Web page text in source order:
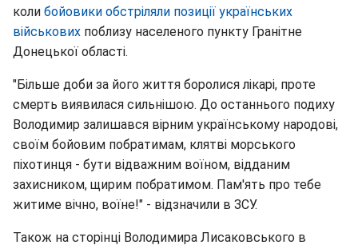
коли бойовики обстріляли позиції українських
військових поблизу населеного пункту Гранітне
Донецької області.
"Більше доби за його життя боролися лікарі, проте
смерть виявилася сильнішою. До останнього подиху
Володимир залишався вірним українському народові,
своїм бойовим побратимам, клятві морського
піхотинця - бути відважним воїном, відданим
захисником, щирим побратимом. Пам'ять про тебе
житиме вічно, воїне!" - відзначили в ЗСУ.
Також на сторінці Володимира Лисаковського в